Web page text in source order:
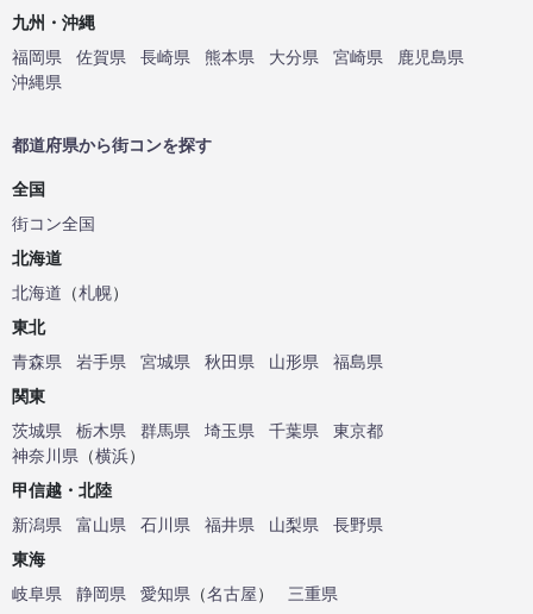
九州・沖縄
福岡県
佐賀県 長崎県 熊本県 大分県 宮崎県
鹿児島県
沖縄県
都道府県から街コンを探す
全国
街コン全国
北海道
北海道 （札幌）
東北
青森県
岩手県 宮城県 秋田県 山形県
福島県
関東
茨城県
栃木県 群馬県 埼玉県 千葉県
東京都
神奈川県 （横浜）
甲信越・北陸
新潟県
富山県 石川県 福井県 山梨県
長野県
東海
岐阜県
静岡県 愛知県 （名古屋） 三重県